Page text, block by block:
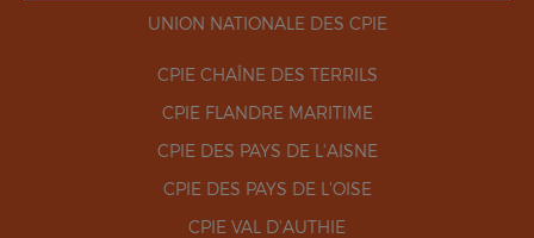
UNION NATIONALE DES CPIE
CPIE CHAÎNE DES TERRILS
CPIE FLANDRE MARITIME
CPIE DES PAYS DE L'AISNE
CPIE DES PAYS DE L'OISE
CPIE VAL D'AUTHIE